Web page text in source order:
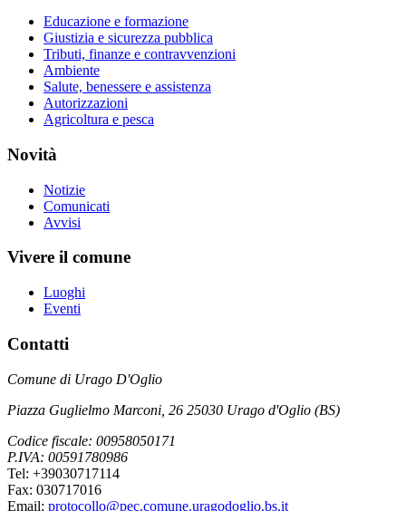
Educazione e formazione
Giustizia e sicurezza pubblica
Tributi, finanze e contravvenzioni
Ambiente
Salute, benessere e assistenza
Autorizzazioni
Agricoltura e pesca
Novità
Notizie
Comunicati
Avvisi
Vivere il comune
Luoghi
Eventi
Contatti
Comune di Urago D'Oglio
Piazza Guglielmo Marconi, 26 25030 Urago d'Oglio (BS)
Codice fiscale: 00958050171
P.IVA: 00591780986
Tel: +39030717114
Fax: 030717016
Email: protocollo@pec.comune.uragodoglio.bs.it